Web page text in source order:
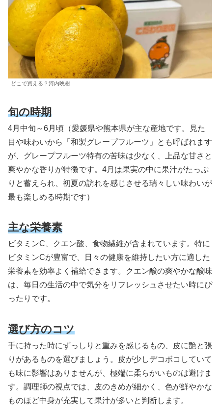
どこで買える？河内晩柑
旬の時期
4月中旬～6月頃（愛媛県や熊本県が主な産地です。見た
目や味わいから「和製グレープフルーツ」とも呼ばれます
が、グレープフルーツ特有の苦味は少なく、上品な甘さと
爽やかな香りが特徴です。4月は果実の中に果汁がたっぷ
りと蓄えられ、初夏の訪れを感じさせる瑞々しい味わいが
最も楽しめる時期です）
主な栄養素
ビタミンC、クエン酸、食物繊維が含まれています。特に
ビタミンCが豊富で、日々の健康を維持したい方に適した
栄養素を効率よく補給できます。クエン酸の爽やかな酸味
は、毎日の生活の中で気分をリフレッシュさせたい時にぴ
ったりです。
選び方のコツ
手に持った時にずっしりと重みを感じるもの、皮に艶と張
りがあるものを選びましょう。皮が少しデコボコしていて
も味に影響はありませんが、極端に柔らかいものは避けま
す。調理師の視点では、皮のきめが細かく、色が鮮やかな
ものほど中身が充実して果汁が多いと判断します。